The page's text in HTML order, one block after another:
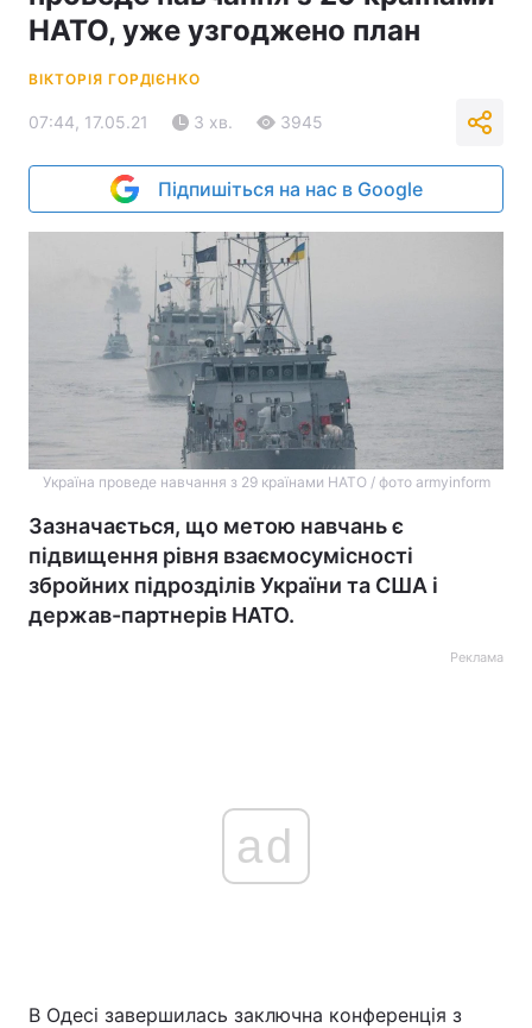
НАТО, уже узгоджено план
ВІКТОРІЯ ГОРДІЄНКО
07:44, 17.05.21 3 хв. 3945
Підпишіться на нас в Google
Україна проведе навчання з 29 країнами НАТО / фото armyinform
Зазначається, що метою навчань є
підвищення рівня взаємосумісності
збройних підрозділів України та США і
держав-партнерів НАТО.
Реклама
ad
В Одесі завершилась заключна конференція з